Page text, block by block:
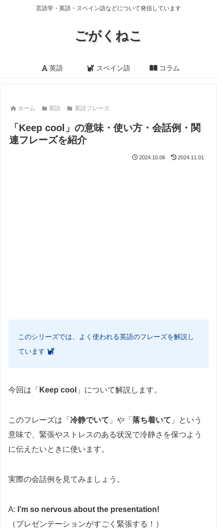
言語学・英語・スペイン語などについて発信しています
ごがくねこ
英語 スペイン語 コラム
ホーム 英語 英語フレーズ
「Keep cool」の意味・使い方・会話例・関
連フレーズを紹介
2024.10.06 2024.11.01
このシリーズでは、よく使われる英語のフレーズを解説し
ています
今回は「 Keep cool 」について解説します。
このフレーズは「 冷静でいて 」や「 落ち着いて 」という
意味で、緊張やストレスのある状況で冷静さを保つよう
に伝えたいときに使います。
実際の会話例を見てみましょう。
A: I’m so nervous about the presentation!
（プレゼンテーションがすごく緊張する！）